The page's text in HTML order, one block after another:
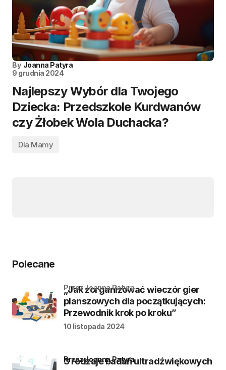
By Joanna Patyra
9 grudnia 2024
Najlepszy Wybór dla Twojego
Dziecka: Przedszkole Kurdwanów
czy Żłobek Wola Duchacka?
Dla Mamy
Polecane
„Jak zorganizować wieczór gier
planszowych dla początkujących:
Przewodnik krok po kroku”
przez Joanna Patyra
10 listopada 2024
3 rodzaje badań ultradźwiękowych
przez Joanna Patyra